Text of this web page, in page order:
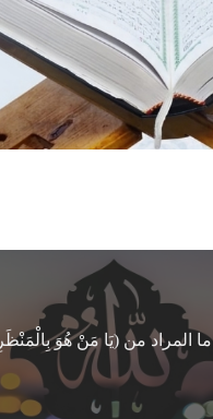
ما المراد من (يَا مَنْ هُوَ